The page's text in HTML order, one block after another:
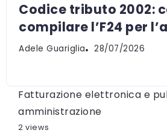
Codice tributo 2002:
compilare l’F24 per
Adele Guariglia 28/07/2026
Fatturazione elettronica e
amministrazione
2 views